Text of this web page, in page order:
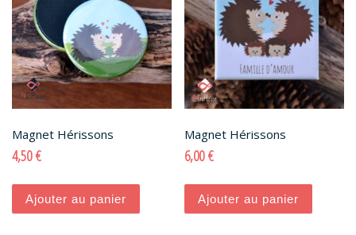
Magnet Hérissons
4,50€
Ajouter au panier
Magnet Hérissons
6,00€
Ajouter au panier